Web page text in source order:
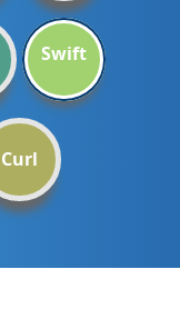
Swift
Curl